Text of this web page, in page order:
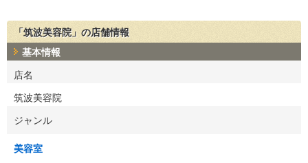
「筑波美容院」の店舗情報
基本情報
店名
筑波美容院
ジャンル
美容室